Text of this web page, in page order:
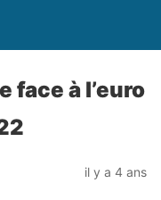
face à l’euro
il y a 4 ans